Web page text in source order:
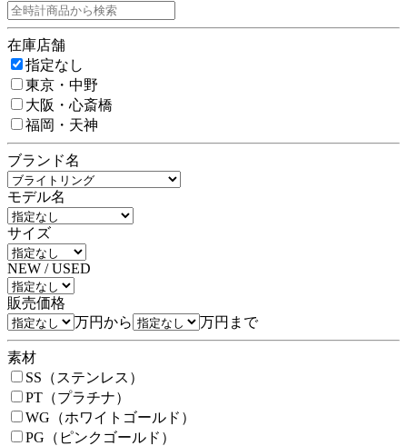
在庫店舗
指定なし
東京・中野
大阪・心斎橋
福岡・天神
ブランド名
モデル名
サイズ
NEW / USED
販売価格
万円から
万円まで
素材
SS（ステンレス）
PT（プラチナ）
WG（ホワイトゴールド）
PG（ピンクゴールド）